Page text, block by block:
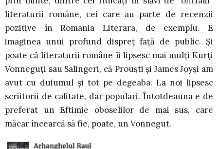
literaturii române, cei care au parte de recenzii
pozitive în Romania Literara, de exemplu. E
imaginea unui profund dispreț față de public. Și
poate că literaturii române îi lipsesc mai mulți Kurți
Vonneguți sau Salingeri, că Prouști și James Joyși am
avut cu duiumul și tot pe degeaba. La noi lipsesc
scriitorii de calitate, dar populari. Întotdeauna e de
preferat un Eftimie oboselilor de mai sus, care
măcar încearcă să fie, poate, un Vonnegut.